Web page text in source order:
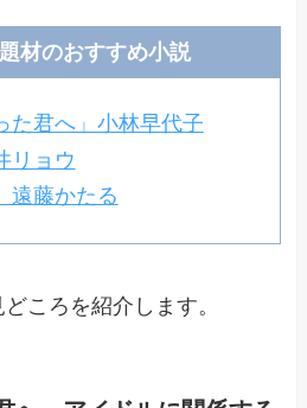
材のおすすめ小説
た君へ」小林早代子
リョウ
遠藤かたる
ころを紹介します。